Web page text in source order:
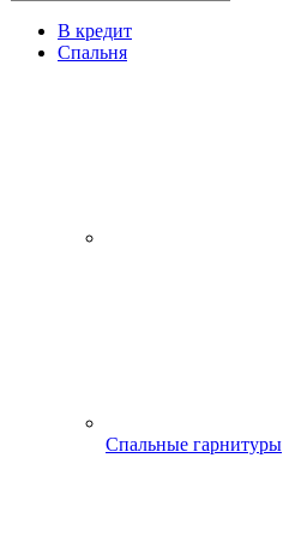
В кредит
Спальня
Спальные гарнитуры